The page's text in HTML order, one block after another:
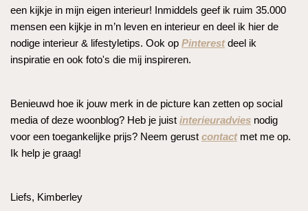
een kijkje in mijn eigen interieur! Inmiddels geef ik ruim 35.000
mensen een kijkje in m’n leven en interieur en deel ik hier de
nodige interieur & lifestyletips. Ook op Pinterestdeel ik
inspiratie en ook foto's die mij inspireren.
Benieuwd hoe ik jouw merk in de picture kan zetten op social
media of deze woonblog? Heb je juist interieuradvies nodig
voor een toegankelijke prijs? Neem gerust contactmet me op.
Ik help je graag!
Liefs, Kimberley